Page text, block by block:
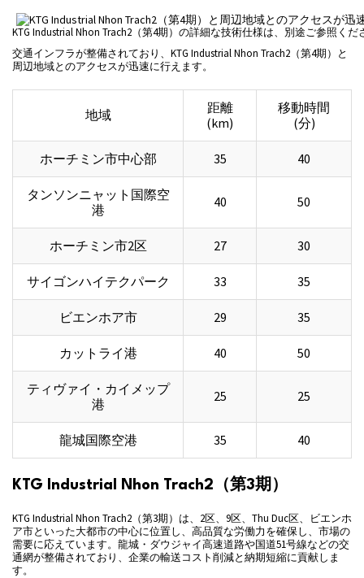
KTG Industrial Nhon Trach2（第4期）の詳細な技術仕様は、別途ご参照くだ
交通インフラが整備されており、KTG Industrial Nhon Trach2（第4期）と
周辺地域とのアクセスが迅速に行えます。
地域
距離
(km)
移動時間
(分)
ホーチミン市中心部 35 40
タンソンニャット国際空
港
40 50
ホーチミン市2区 27 30
サイゴンハイテクパーク 33 35
ビエンホア市 29 35
カットライ港 40 50
ティヴァイ・カイメップ
港
25 25
龍城国際空港 35 40
KTG Industrial Nhon Trach2（第3期）
KTG Industrial Nhon Trach2（第3期）は、2区、9区、Thu Duc区、ビエンホ
ア市といった大都市の中心に位置し、高品質な労働力を確保し、市場の
需要に応えています。龍城・ダウジャイ高速道路や国道51号線などの交
通網が整備されており、企業の輸送コスト削減と納期短縮に貢献しま
す。